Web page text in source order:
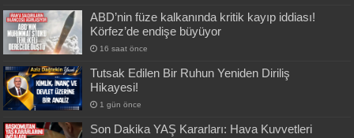
ABD’nin füze kalkanında kritik kayıp iddiası!
Körfez’de endişe büyüyor
16 saat önce
Tutsak Edilen Bir Ruhun Yeniden Diriliş
Hikayesi!
1 gün önce
Son Dakika YAŞ Kararları: Hava Kuvvetleri